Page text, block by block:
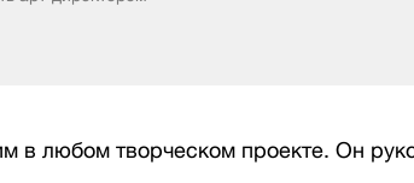
в любом творческом проекте. Он